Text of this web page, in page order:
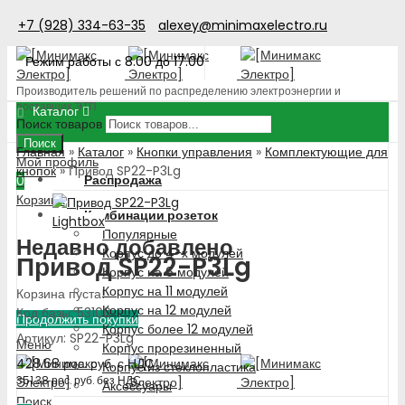
+7 (928) 334-63-35
alexey@minimaxelectro.ru
Режим работы с 8.00 до 17.00
Производитель решений по распределению электроэнергии и
поставщик ЭТП
Поиск товаров
Поиск
Мой профиль
0
Корзина
Недавно добавлено
Корзина пуста!
Продолжить покупки
Меню
Поиск
Каталог
Распродажа
Комбинации розеток
Популярные
Корпус до 4-х модулей
Корпус на 6 модулей
Корпус на 11 модулей
Корпус на 12 модулей
Корпус более 12 модулей
Корпус прорезиненный
Корпус из стеклопластика
Аксессуары
Главная » Каталог » Кнопки управления » Комплектующие для
кнопок»Привод SP22-P3Lg
Lightbox
Привод SP22-P3Lg
Код базы: 53100
Артикул: SP22-P3Lg
428.68рос. руб.с НДС
351.38рос. руб.без НДС